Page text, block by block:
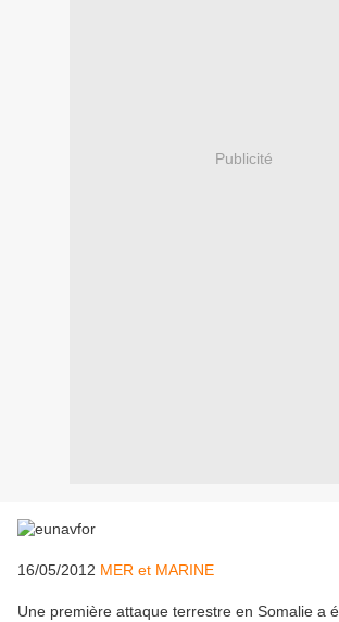
Publicité
16/05/2012 MER et MARINE
Une première attaque terrestre en Somalie a